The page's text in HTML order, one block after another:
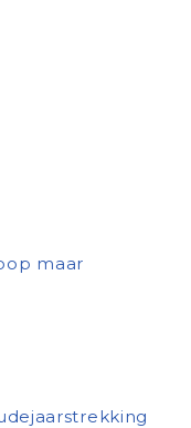
maar